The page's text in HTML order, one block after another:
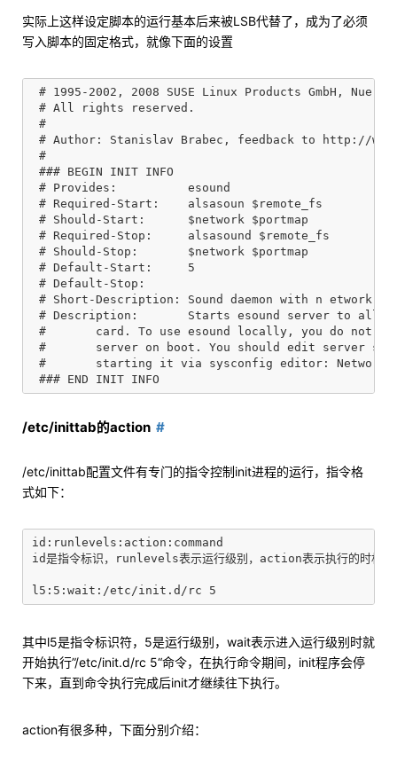
实际上这样设定脚本的运行基本后来被LSB代替了，成为了必须
写入脚本的固定格式，就像下面的设置
# 1995-2002, 2008 SUSE Linux Products GmbH,
# All rights reserved.
#
# Author: Stanislav Brabec, feedback to http://
#
### BEGIN INIT INFO
# Provides:          esound
# Required-Start:    alsasoun $remote_fs
# Should-Start:      $network $portmap
# Required-Stop:     alsasound $remote_fs
# Should-Stop:       $network $portmap
# Default-Start:     5
# Default-Stop:
# Short-Description: Sound daemon with n etwork
# Description:       Starts esound server to allow
#       card. To use esound locally, you do not
#       server on boot. You should edit server
#       starting it via sysconfig editor: Network/
/etc/inittab的action
/etc/inittab配置文件有专门的指令控制init进程的运行，指令格
式如下：
id:runlevels:action:command
id是指令标识，runlevels表示运行级别，action表示执行的时机，
其中l5是指令标识符，5是运行级别，wait表示进入运行级别时就
开始执行”/etc/init.d/rc 5“命令，在执行命令期间，init程序会停
下来，直到命令执行完成后init才继续往下执行。
action有很多种，下面分别介绍：